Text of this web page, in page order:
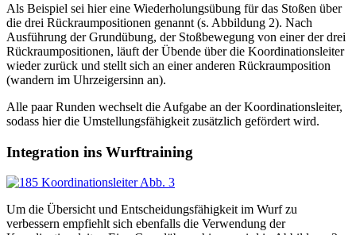
Als Beispiel sei hier eine Wiederholungsübung für das Stoßen über
die drei Rückraumpositionen genannt (s. Abbildung 2). Nach
Ausführung der Grundübung, der Stoßbewegung von einer der drei
Rückraumpositionen, läuft der Übende über die Koordinationsleiter
wieder zurück und stellt sich an einer anderen Rückraumposition
(wandern im Uhrzeigersinn an).
Alle paar Runden wechselt die Aufgabe an der Koordinationsleiter,
sodass hier die Umstellungsfähigkeit zusätzlich gefördert wird.
Integration ins Wurftraining
Um die Übersicht und Entscheidungsfähigkeit im Wurf zu
verbessern empfiehlt sich ebenfalls die Verwendung der